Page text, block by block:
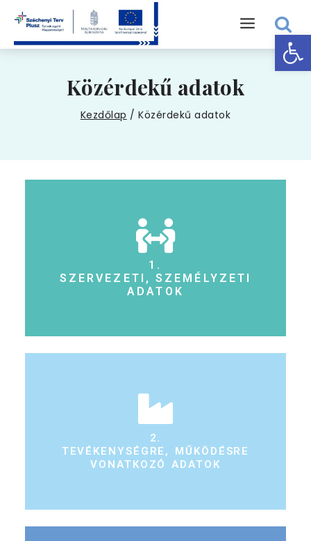
Közérdekű adatok
Kezdőlap / Közérdekű adatok
1.
SZERVEZETI, SZEMÉLYZETI
ADATOK
2.
TEVÉKENYSÉGRE, MŰKÖDÉSRE
VONATKOZÓ ADATOK